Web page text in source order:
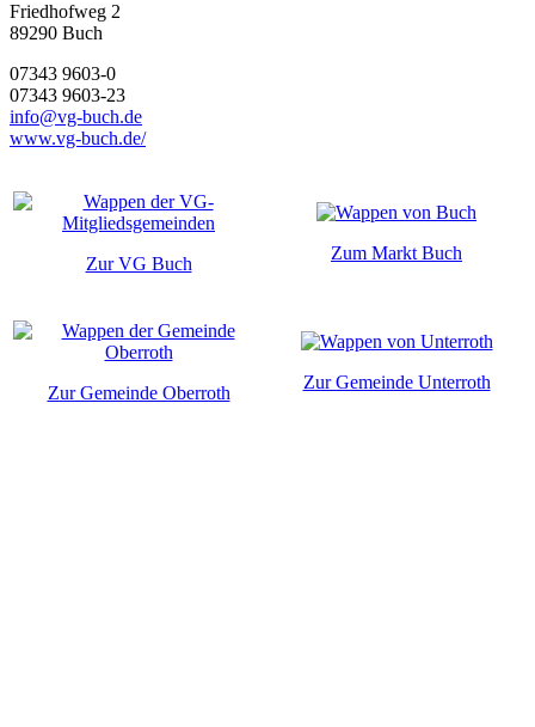
Friedhofweg 2
89290 Buch
07343 9603-0
07343 9603-23
info@vg-buch.de
www.vg-buch.de/
Zur VG Buch
Zum Markt Buch
Zur Gemeinde Oberroth
Zur Gemeinde Unterroth